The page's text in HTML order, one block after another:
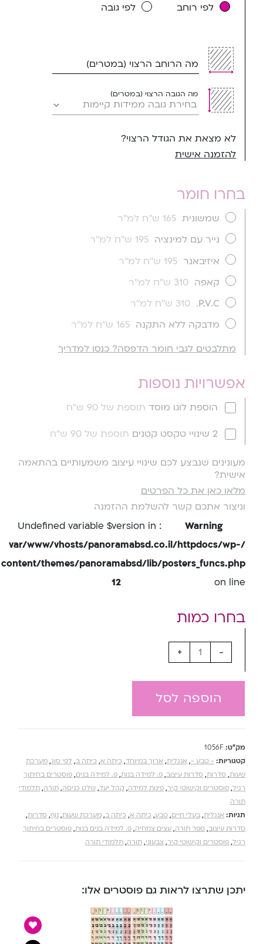
לפי רוחב לפי גובה
מה הרוחב הרצוי (במטרים)
מה הגובה הרצוי (במטרים)
לא מצאת את הגודל הרצוי?
להזמנה אישית
בחרו חומר
שמשונית 165 ש''ח למ''ר
נייר עם למינציה 195 ש''ח למ''ר
איזיבאנר 195 ש''ח למ''ר
קאפה 310 ש''ח למ''ר
P.V.C.
310 ש''ח למ''ר
מדבקה ללא התקנה 165 ש''ח למ''ר
מתלבטים לגבי חומר הדפסה? כנסו למדריך
אפשרויות נוספות
הוספת לוגו מוסד תוספת של 90 ש"ח
2 שינויי טקסט קטנים תוספת של 90 ש"ח
מעונינים שנבצע לכם שינויי עיצוב משמעותיים בהתאמה
אישית?
מלאו כאן את כל הפרטים
וניצור אתכם קשר להשלמת ההזמנה
Warning
: Undefined variable $version in
/var/www/vhosts/panoramabsd.co.il/httpdocs/wp-
content/themes/panoramabsd/lib/posters_funcs.php
on line
12
-
+
הוספה לסל
מק"ט: 1056F
קטגוריות: - טבע -, אנגלית, ארוך במיוחד, כיתה א, כיתה ב, לפי סוג, מערכת
שעות, סדרות, סדרות עיצוב, פ. למידה בנות, פ. למידה בנים, פוסטרים בחיתוך
רגיל, פוסטרים וקישוטי קיר, פינות למידה, קהל יעד, שלט כניסה, תורה, תלמודי
תורה
תגיות: אנגלית, בעלי חיים, טבע, כיתה א, כיתה ב, מערכת שעות, נוף, סדרות,
סדרות עיצוב, ספר תורה, עצים צמחיה, פ. למידה בנים בנות, פוסטרים בחיתוך
רגיל, פוסטרים וקישוטי קיר, צבעוני, תורה, תלמודי תורה
יתכן שתרצו לראות גם פוסטרים אלו: